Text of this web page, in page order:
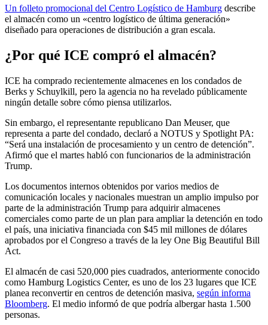
Un folleto promocional del Centro Logístico de Hamburg describe
el almacén como un «centro logístico de última generación»
diseñado para operaciones de distribución a gran escala.
¿Por qué ICE compró el almacén?
ICE ha comprado recientemente almacenes en los condados de
Berks y Schuylkill, pero la agencia no ha revelado públicamente
ningún detalle sobre cómo piensa utilizarlos.
Sin embargo, el representante republicano Dan Meuser, que
representa a parte del condado, declaró a NOTUS y Spotlight PA:
“Será una instalación de procesamiento y un centro de detención”.
Afirmó que el martes habló con funcionarios de la administración
Trump.
Los documentos internos obtenidos por varios medios de
comunicación locales y nacionales muestran un amplio impulso por
parte de la administración Trump para adquirir almacenes
comerciales como parte de un plan para ampliar la detención en todo
el país, una iniciativa financiada con $45 mil millones de dólares
aprobados por el Congreso a través de la ley One Big Beautiful Bill
Act.
El almacén de casi 520,000 pies cuadrados, anteriormente conocido
como Hamburg Logistics Center, es uno de los 23 lugares que ICE
planea reconvertir en centros de detención masiva, según informa
Bloomberg. El medio informó de que podría albergar hasta 1.500
personas.